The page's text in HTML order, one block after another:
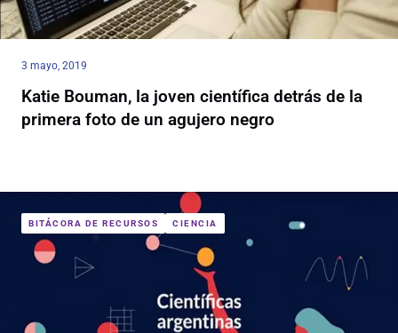
3 mayo, 2019
Katie Bouman, la joven científica detrás de la
primera foto de un agujero negro
BITÁCORA DE RECURSOS CIENCIA